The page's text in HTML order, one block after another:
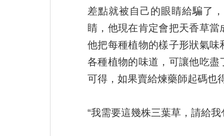
差點就被自己的眼睛給騙了
睛，他現在肯定會把天香草
他把每種植物的樣子形狀氣
各種植物的味道，可讓他吃
可得，如果賣給煉藥師起碼也
“我需要這幾株三葉草，請給我